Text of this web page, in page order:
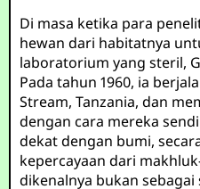
Di masa ketika para
hewan dari habitatnya
laboratorium yang steril,
Pada tahun 1960, ia
Stream, Tanzania, dan
dengan cara mereka
dekat dengan bumi,
kepercayaan dari
dikenalnya bukan